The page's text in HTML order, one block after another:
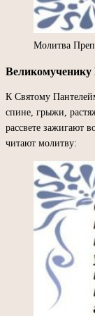
Молитва
Великомученику
К Святому
спине, грыжи,
рассвете зажигают
читают молитву: